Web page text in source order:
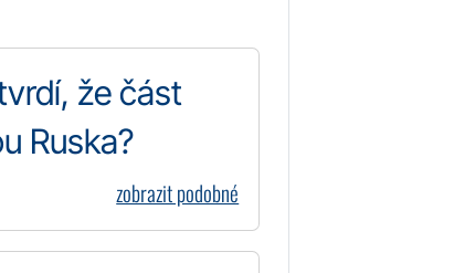
že část
Ruska?
zobrazit podobné